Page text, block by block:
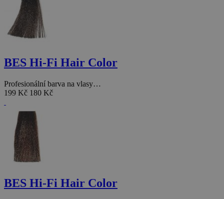
BES Hi-Fi Hair Color
Profesionální barva na vlasy…
199 Kč 180 Kč
BES Hi-Fi Hair Color